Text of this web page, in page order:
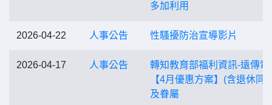
多加利用
2026-04-22 人事公告 性騷擾防治宣導影片
2026-04-17 人事公告
轉知教育部福利資訊-遠傳電
【4月優惠方案】(含退休同
及眷屬